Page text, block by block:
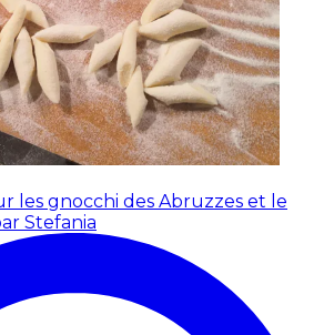
les gnocchi des Abruzzes et le
Stefania